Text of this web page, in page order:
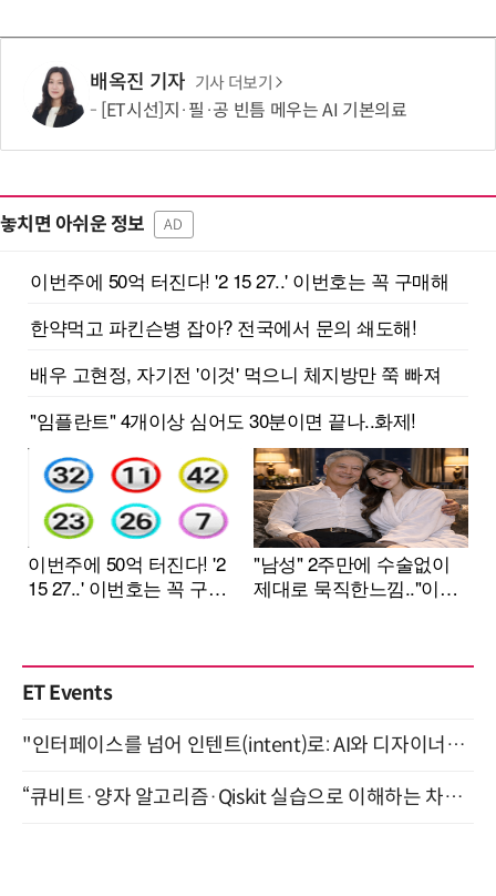
배옥진 기자 기사 더보기
[ET시선]지·필·공 빈틈 메우는 AI 기본의료
놓치면 아쉬운 정보 AD
ET Events
"인터페이스를 넘어 인텐트(intent)로: AI와 디자이너가 함께 만드는 공존의 UX" 강남역 (9/2)
“큐비트·양자 알고리즘·Qiskit 실습으로 이해하는 차세대 컴퓨팅” (8/28)